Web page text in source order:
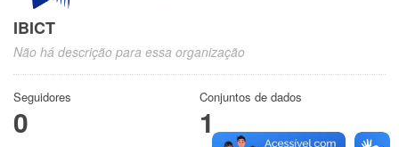
IBICT
Não há descrição para essa organização
Seguidores
0
Conjuntos de dados
1